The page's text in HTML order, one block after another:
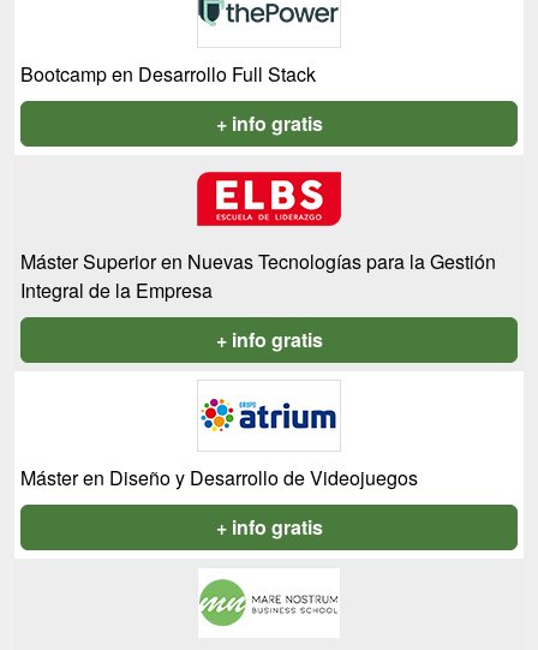
Bootcamp en Desarrollo Full Stack
+ info gratis
Máster Superior en Nuevas Tecnologías para la Gestión
Integral de la Empresa
+ info gratis
Máster en Diseño y Desarrollo de Videojuegos
+ info gratis